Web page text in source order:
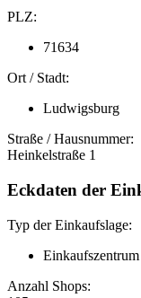
PLZ:
71634
Ort / Stadt:
Ludwigsburg
Straße / Hausnummer:
Heinkelstraße 1
Eckdaten der
Typ der Einkaufslage:
Einkaufszentrum
Anzahl Shops: